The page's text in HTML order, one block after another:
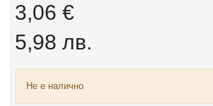
3,06 €
5,98 лв.
Не е налично